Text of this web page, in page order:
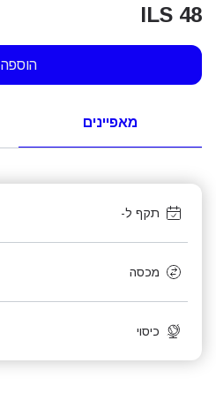
ILS 48
הוספה
מאפיינים
תקף ל-
מכסה
כיסוי